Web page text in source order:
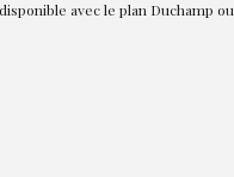
avec le plan Duchamp ou